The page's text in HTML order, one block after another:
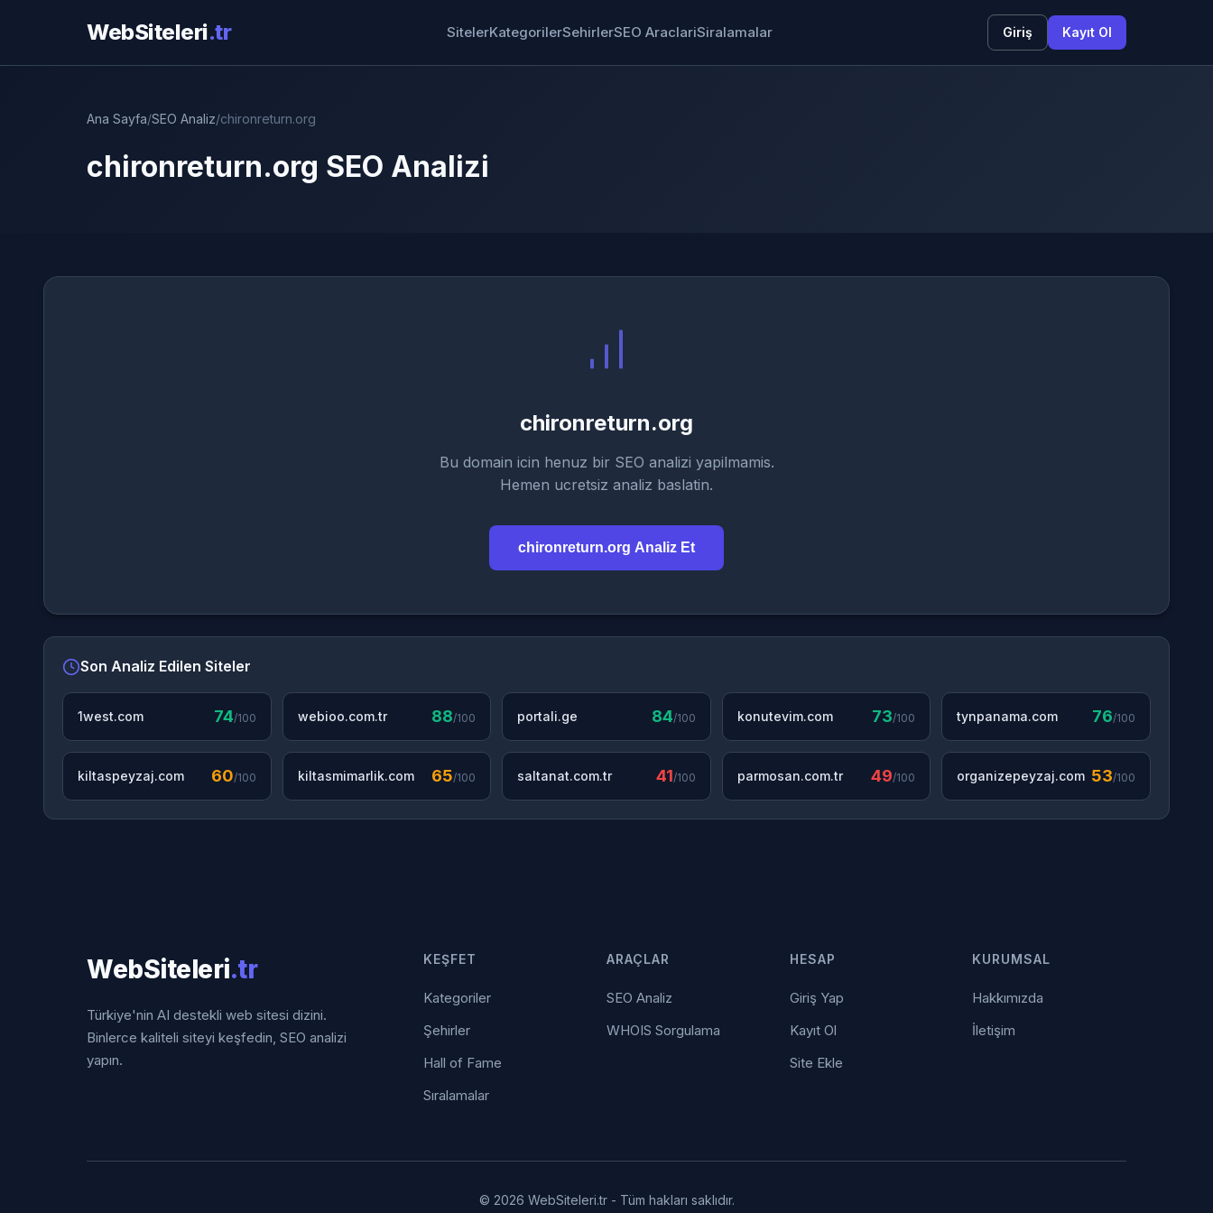
WebSiteleri.tr SitelerKategorilerSehirlerSEO AraclariSiralamalar Giriş Kayıt Ol
Ana Sayfa/SEO Analiz/chironreturn.org
chironreturn.org SEO Analizi
chironreturn.org
Bu domain icin henuz bir SEO analizi yapilmamis.
Hemen ucretsiz analiz baslatin.
chironreturn.org Analiz Et
Son Analiz Edilen Siteler
1west.com 74/100 webioo.com.tr 88/100 portali.ge 84/100 konutevim.com 73/100 tynpanama.com 76/100
kiltaspeyzaj.com 60/100 kiltasmimarlik.com 65/100 saltanat.com.tr 41/100 parmosan.com.tr 49/100 organizepeyzaj.com 53/100
WebSiteleri.tr
Türkiye'nin AI destekli web sitesi dizini.
Binlerce kaliteli siteyi keşfedin, SEO analizi
yapın.
KEŞFET
Kategoriler
Şehirler
Hall of Fame
Sıralamalar
ARAÇLAR
SEO Analiz
WHOIS Sorgulama
HESAP
Giriş Yap
Kayıt Ol
Site Ekle
KURUMSAL
Hakkımızda
İletişim
© 2026 WebSiteleri.tr - Tüm hakları saklıdır.